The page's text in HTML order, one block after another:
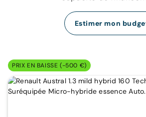
Estimer mon
PRIX EN BAISSE (-500 €)